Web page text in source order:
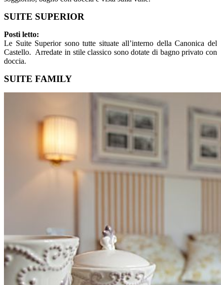
SUITE SUPERIOR
Posti letto:
Le Suite Superior sono tutte situate all’interno della Canonica del
Castello. Arredate in stile classico sono dotate di bagno privato con
doccia.
SUITE FAMILY